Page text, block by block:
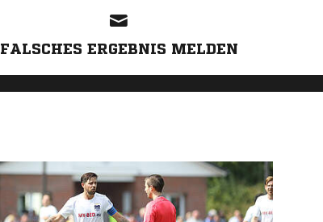
FALSCHES ERGEBNIS MELDEN